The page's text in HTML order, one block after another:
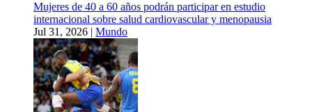
Mujeres de 40 a 60 años podrán participar en estudio
internacional sobre salud cardiovascular y menopausia
Jul 31, 2026 | Mundo